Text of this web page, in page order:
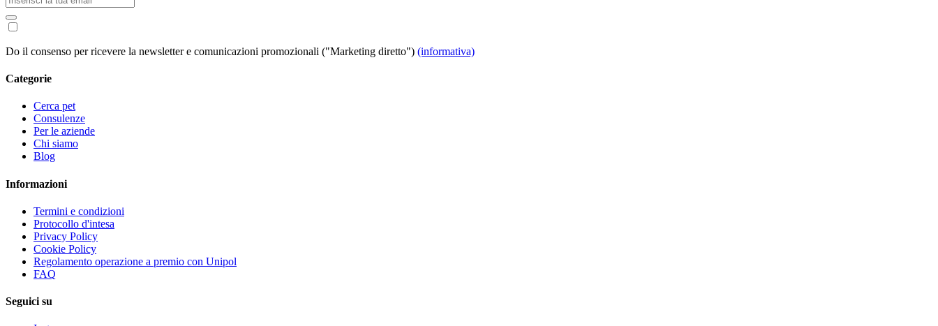
Do il consenso per ricevere la newsletter e comunicazioni promozionali ("Marketing diretto") (informativa)
Categorie
Cerca pet
Consulenze
Per le aziende
Chi siamo
Blog
Informazioni
Termini e condizioni
Protocollo d'intesa
Privacy Policy
Cookie Policy
Regolamento operazione a premio con Unipol
FAQ
Seguici su